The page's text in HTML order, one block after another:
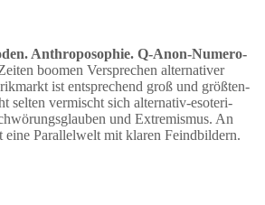
Anthro­po­sophie. Q‑Anon-Numero­
boomen Versprechen alter­na­tiver
ist entspre­chend groß und größten­
selten vermischt sich alter­nativ-esote­ri­
und Extre­mismus. An
eine Paral­lelwelt mit klaren Feindbildern.